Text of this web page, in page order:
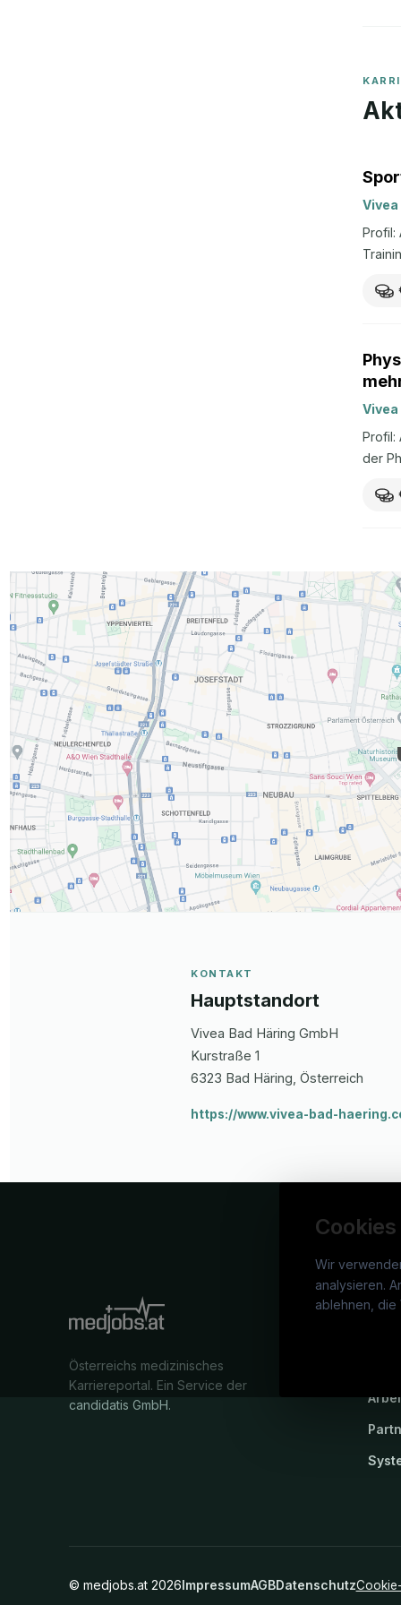
Vivea
Profil:
Vivea
Profil:
der
KONTAKT
Hauptstandort
Vivea Bad Häring GmbH
Kurstraße 1
6323 Bad Häring , Österreich
https://www.vivea-bad-
Wir
analysieren.
ablehnen, die
Österreichs medizinisches
Karriereportal. Ein Service der
candidatis GmbH.
© medjobs.at 2026ImpressumAGBDatenschutz